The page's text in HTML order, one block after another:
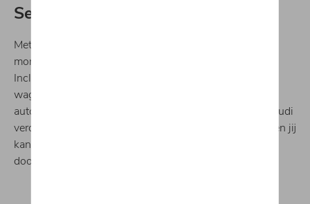
Serviceafspraken
Met de Audi connect Plug and Play-app kun je op elk
moment een afspraak bij je Audi verdeler aanvragen.
Inclusief direct bellen en met navigatiehulp. Als jouw
wagen een keuring of nieuwe olie nodig heeft, kan je
automatisch een onderhoudsafspraak aanvragen. De Audi
verdeler neemt dan zo snel mogelijk contact met je op en jij
kan via de app alle relevante voertuiginformatie
doorgeven.